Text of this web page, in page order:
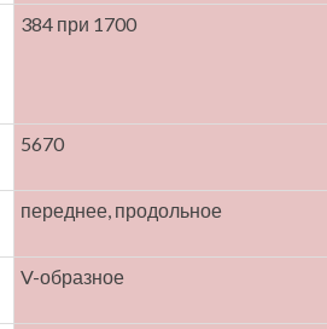
384 при 1700
5670
переднее, продольное
V-образное